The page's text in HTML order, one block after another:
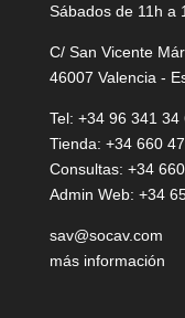
Sábados de 11h a
C/ San Vicente
46007 Valencia -
Tel: +34 96 341 34
Tienda: +34 660
Consultas: +34
Admin Web: +34
sav@socav.com
más información